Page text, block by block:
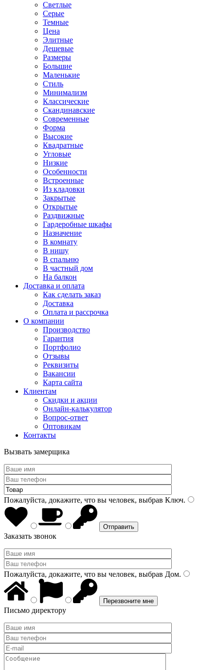
Светлые
Серые
Темные
Цена
Элитные
Дешевые
Размеры
Большие
Маленькие
Стиль
Минимализм
Классические
Скандинавские
Современные
Форма
Высокие
Квадратные
Угловые
Низкие
Особенности
Встроенные
Из кладовки
Закрытые
Открытые
Раздвижные
Гардеробные шкафы
Назначение
В комнату
В нишу
В спальню
В частный дом
На балкон
Доставка и оплата
Как сделать заказ
Доставка
Оплата и рассрочка
О компании
Производство
Гарантия
Портфолио
Отзывы
Реквизиты
Вакансии
Карта сайта
Клиентам
Скидки и акции
Онлайн-калькулятор
Вопрос-ответ
Оптовикам
Контакты
Вызвать замерщика
Пожалуйста, докажите, что вы человек, выбрав Ключ.
Заказать звонок
Пожалуйста, докажите, что вы человек, выбрав Дом.
Письмо директору